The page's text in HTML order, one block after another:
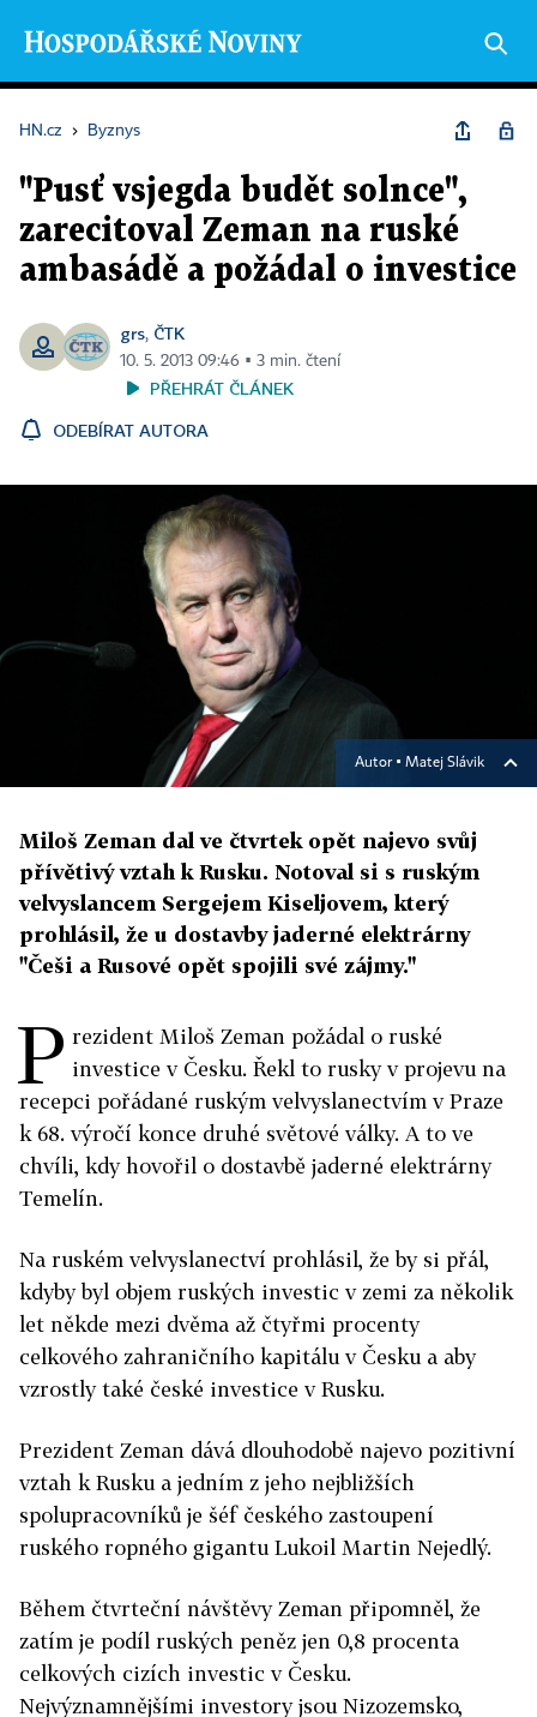
HN.cz › Byznys
"Pusť vsjegda budět solnce",
zarecitoval Zeman na ruské
ambasádě a požádal o investice
grs, ČTK
10. 5. 2013 09:46 ▪ 3 min. čtení
PŘEHRÁT ČLÁNEK
ODEBÍRAT AUTORA
Autor ▪ Matej Slávik
Miloš Zeman dal ve čtvrtek opět najevo svůj
přívětivý vztah k Rusku. Notoval si s ruským
velvyslancem Sergejem Kiseljovem, který
prohlásil, že u dostavby jaderné elektrárny
"Češi a Rusové opět spojili své zájmy."
P rezident Miloš Zeman požádal o ruské
investice v Česku. Řekl to rusky v projevu na
recepci pořádané ruským velvyslanectvím v Praze
k 68. výročí konce druhé světové války. A to ve
chvíli, kdy hovořil o dostavbě jaderné elektrárny
Temelín.
Na ruském velvyslanectví prohlásil, že by si přál,
kdyby byl objem ruských investic v zemi za několik
let někde mezi dvěma až čtyřmi procenty
celkového zahraničního kapitálu v Česku a aby
vzrostly také české investice v Rusku.
Prezident Zeman dává dlouhodobě najevo pozitivní
vztah k Rusku a jedním z jeho nejbližších
spolupracovníků je šéf českého zastoupení
ruského ropného gigantu Lukoil Martin Nejedlý.
Během čtvrteční návštěvy Zeman připomněl, že
zatím je podíl ruských peněz jen 0,8 procenta
celkových cizích investic v Česku.
Nejvýznamnějšími investory jsou Nizozemsko,